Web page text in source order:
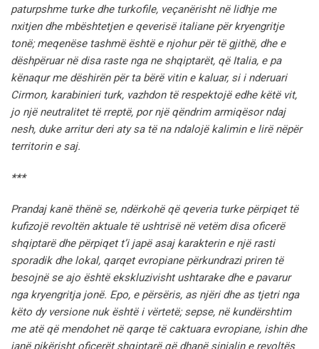
paturpshme turke dhe turkofile, veçanërisht në lidhje me
nxitjen dhe mbështetjen e qeverisë italiane për kryengritje
tonë; meqenëse tashmë është e njohur për të gjithë, dhe e
dëshpëruar në disa raste nga ne shqiptarët, që Italia, e pa
kënaqur me dëshirën për ta bërë vitin e kaluar, si i nderuari
Cirmon, karabinieri turk, vazhdon të respektojë edhe këtë vit,
jo një neutralitet të rreptë, por një qëndrim armiqësor ndaj
nesh, duke arritur deri aty sa të na ndalojë kalimin e lirë nëpër
territorin e saj.
***
Prandaj kanë thënë se, ndërkohë që qeveria turke përpiqet të
kufizojë revoltën aktuale të ushtrisë në vetëm disa oficerë
shqiptarë dhe përpiqet t’i japë asaj karakterin e një rasti
sporadik dhe lokal, qarqet evropiane përkundrazi priren të
besojnë se ajo është ekskluzivisht ushtarake dhe e pavarur
nga kryengritja jonë. Epo, e përsëris, as njëri dhe as tjetri nga
këto dy versione nuk është i vërtetë; sepse, në kundërshtim
me atë që mendohet në qarqe të caktuara evropiane, ishin dhe
janë pikërisht oficerët shqiptarë që dhanë sinjalin e revoltës